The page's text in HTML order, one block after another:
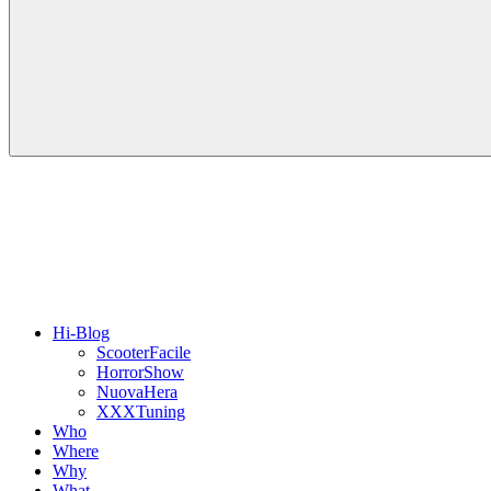
Hi-Blog
ScooterFacile
HorrorShow
NuovaHera
XXXTuning
Who
Where
Why